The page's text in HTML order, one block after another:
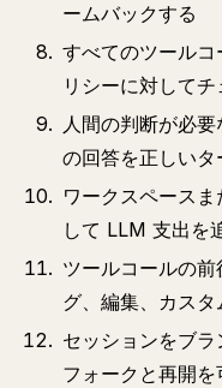
ームバックする
すべてのツール
リシーに対してチ
人間の判断が必
の回答を正しい
ワークスペース
して LLM 支出を
ツールコールの
グ、編集、カスタ
セッションをブラ
フォークと再開を